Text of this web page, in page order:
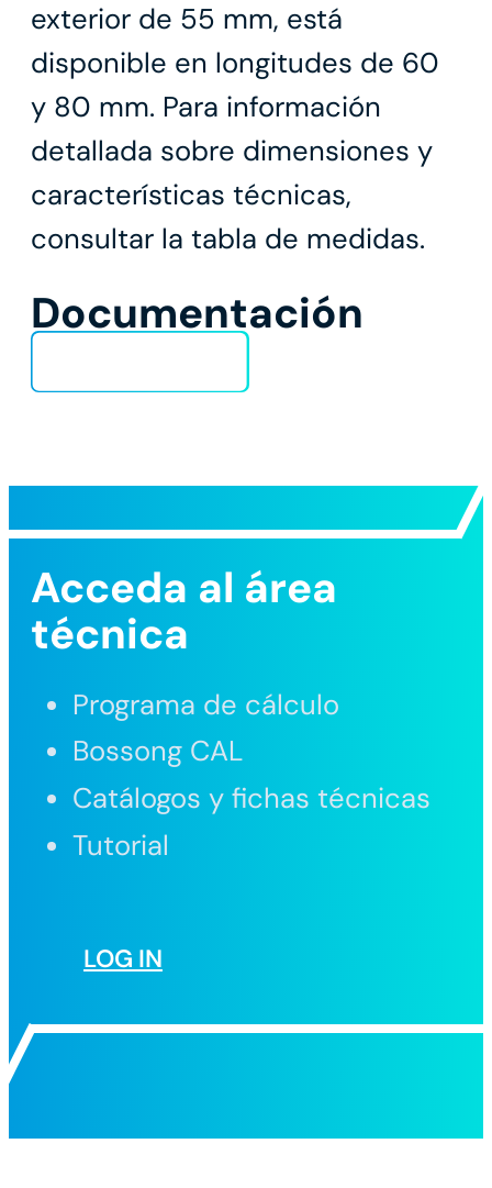
exterior de 55 mm, está
disponible en longitudes de 60
y 80 mm. Para información
detallada sobre dimensiones y
características técnicas,
consultar la tabla de medidas.
Documentación
Acceda al área
técnica
Programa de cálculo
Bossong CAL
Catálogos y fichas técnicas
Tutorial
LOG IN